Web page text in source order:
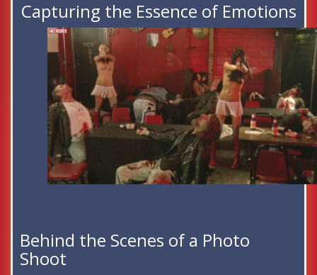
Capturing the Essence of Emotions
Behind the Scenes of a Photo
Shoot